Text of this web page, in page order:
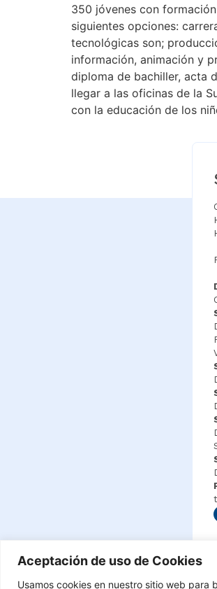
Aceptación de uso de Cookies
Usamos cookies en nuestro sitio web
350 jóvenes con
siguientes opciones:
tecnológicas son;
información, animación y
diploma de bachiller, acta
llegar a las oficinas de la
con la educación de los